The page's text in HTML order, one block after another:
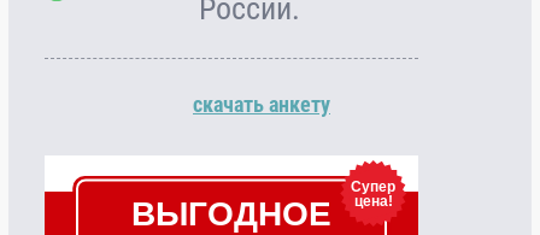
России.
скачать анкету
Супер
цена!
ВЫГОДНОЕ